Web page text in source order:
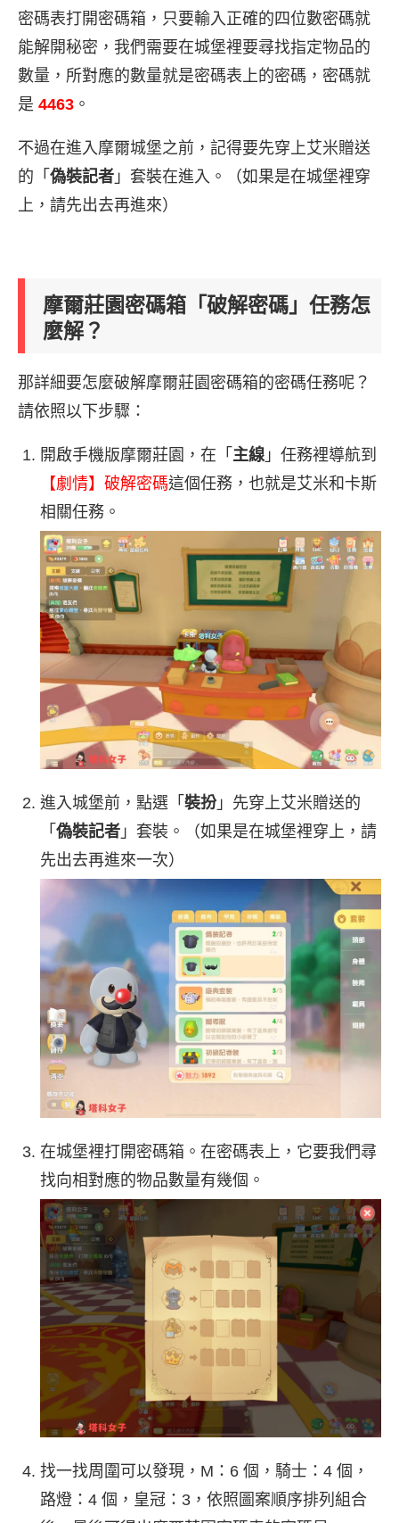
密碼表打開密碼箱，只要輸入正確的四位數密碼就
能解開秘密，我們需要在城堡裡要尋找指定物品的
數量，所對應的數量就是密碼表上的密碼，密碼就
是 4463 。
不過在進入摩爾城堡之前，記得要先穿上艾米贈送
的「 偽裝記者 」套裝在進入。（如果是在城堡裡穿
上，請先出去再進來）
摩爾莊園密碼箱「破解密碼」任務怎
麼解？
那詳細要怎麼破解摩爾莊園密碼箱的密碼任務呢？
請依照以下步驟：
開啟手機版摩爾莊園，在「 主線 」任務裡導航到
【劇情】破解密碼這個任務，也就是艾米和卡斯
相關任務。
進入城堡前，點選「 裝扮」先穿上艾米贈送的
「 偽裝記者 」套裝。（如果是在城堡裡穿上，請
先出去再進來一次）
在城堡裡打開密碼箱。在密碼表上，它要我們尋
找向相對應的物品數量有幾個。
找一找周圍可以發現，M：6 個，騎士：4 個，
路燈：4 個，皇冠：3，依照圖案順序排列組合